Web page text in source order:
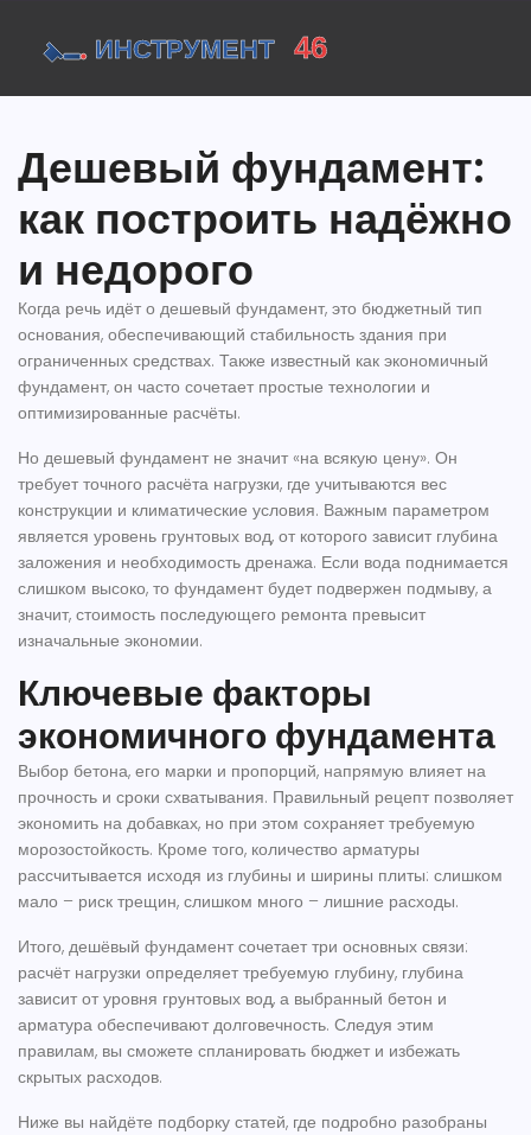
Дешевый фундамент:
как построить надёжно
и недорого
Когда речь идёт о дешевый фундамент, это бюджетный тип
основания, обеспечивающий стабильность здания при
ограниченных средствах. Также известный как экономичный
фундамент, он часто сочетает простые технологии и
оптимизированные расчёты.
Но дешевый фундамент не значит «на всякую цену». Он
требует точного расчёта нагрузки, где учитываются вес
конструкции и климатические условия. Важным параметром
является уровень грунтовых вод, от которого зависит глубина
заложения и необходимость дренажа. Если вода поднимается
слишком высоко, то фундамент будет подвержен подмыву, а
значит, стоимость последующего ремонта превысит
изначальные экономии.
Ключевые факторы
экономичного фундамента
Выбор бетона, его марки и пропорций, напрямую влияет на
прочность и сроки схватывания. Правильный рецепт позволяет
экономить на добавках, но при этом сохраняет требуемую
морозостойкость. Кроме того, количество арматуры
рассчитывается исходя из глубины и ширины плиты: слишком
мало – риск трещин, слишком много – лишние расходы.
Итого, дешёвый фундамент сочетает три основных связи:
расчёт нагрузки определяет требуемую глубину, глубина
зависит от уровня грунтовых вод, а выбранный бетон и
арматура обеспечивают долговечность. Следуя этим
правилам, вы сможете спланировать бюджет и избежать
скрытых расходов.
Ниже вы найдёте подборку статей, где подробно разобраны